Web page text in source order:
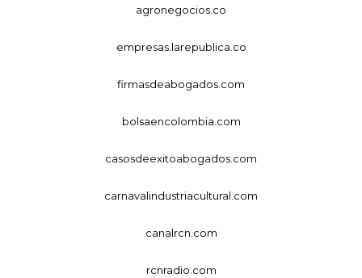
agronegocios.co
empresas.larepublica.co
firmasdeabogados.com
bolsaencolombia.com
casosdeexitoabogados.com
carnavalindustriacultural.com
canalrcn.com
rcnradio.com